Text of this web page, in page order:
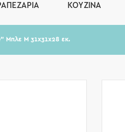
ΚΟΥΖΊΝΑ
Μπλε M 31x31x28 εκ.